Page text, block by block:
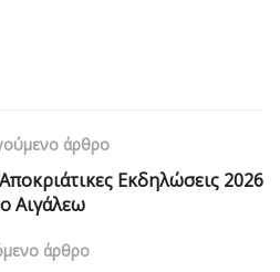
άρθρο
Εκδηλώσεις 2026
Αιγάλεω
άρθρο